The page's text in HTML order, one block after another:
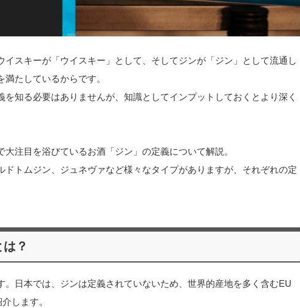
スキーが「ウイスキー」として、そしてジンが「ジン」として流通し
たしているからです。
知る必要はありませんが、知識としてインプットしておくとより深く
注目を浴びているお酒「ジン」の定義について解説。
ドトムジン、ジュネヴァなど様々なタイプがありますが、それぞれの定
？
。日本では、ジンは定義されていないため、世界的産地を多く含むEU
します。